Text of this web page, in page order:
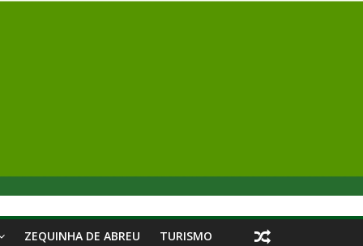
ZEQUINHA DE ABREU TURISMO